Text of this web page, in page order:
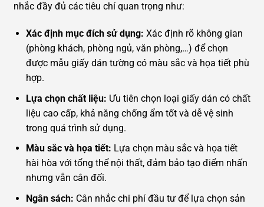
nhắc đầy đủ các tiêu chí quan trọng như:
Xác định mục đích sử dụng: Xác định rõ không gian
(phòng khách, phòng ngủ, văn phòng,…) để chọn
được mẫu giấy dán tường có màu sắc và họa tiết phù
hợp.
Lựa chọn chất liệu: Ưu tiên chọn loại giấy dán có chất
liệu cao cấp, khả năng chống ẩm tốt và dễ vệ sinh
trong quá trình sử dụng.
Màu sắc và họa tiết: Lựa chọn màu sắc và họa tiết
hài hòa với tổng thể nội thất, đảm bảo tạo điểm nhấn
nhưng vẫn cân đối.
Ngân sách: Cân nhắc chi phí đầu tư để lựa chọn sản